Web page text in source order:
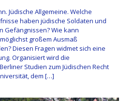
Jüdische Allgemeine. Welche
haben jüdische Soldaten und
Gefängnissen? Wie kann
großem Ausmaß
Diesen Fragen widmet sich eine
Organisiert wird die
Studien zum Jüdischen Recht
dem […]